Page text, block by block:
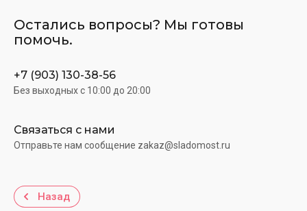
Остались вопросы? Мы готовы
помочь.
+7 (903) 130-38-56
Без выходных c 10:00 до 20:00
Связаться с нами
Отправьте нам сообщение zakaz@sladomost.ru
Назад